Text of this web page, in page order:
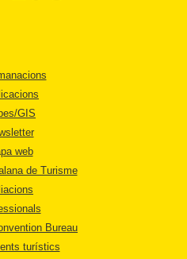
GIS
web
de Turisme
Bureau
turístics